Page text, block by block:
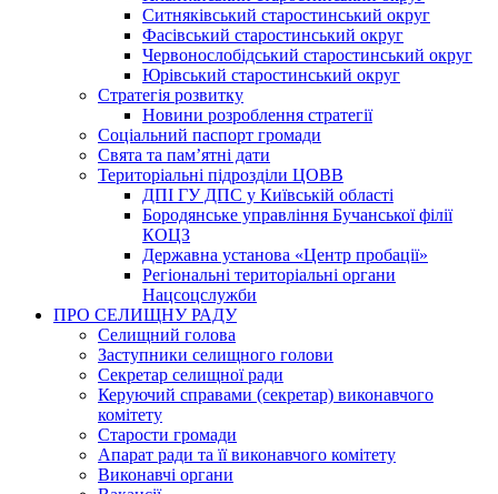
Ситняківський старостинський округ
Фасівський старостинський округ
Червонослобідський старостинський округ
Юрівський старостинський округ
Стратегія розвитку
Новини розроблення стратегії
Соціальний паспорт громади
Свята та пам’ятні дати
Територіальні підрозділи ЦОВВ
ДПІ ГУ ДПС у Київській області
Бородянське управління Бучанської філії
КОЦЗ
Державна установа «Центр пробації»
Регіональні територіальні органи
Нацсоцслужби
ПРО СЕЛИЩНУ РАДУ
Селищний голова
Заступники селищного голови
Секретар селищної ради
Керуючий справами (секретар) виконавчого
комітету
Старости громади
Апарат ради та її виконавчого комітету
Виконавчі органи